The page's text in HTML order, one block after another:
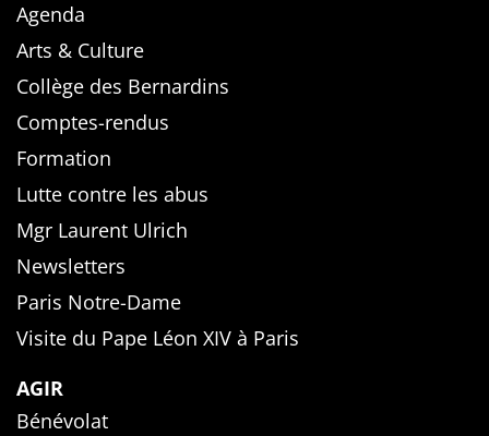
Agenda
Arts & Culture
Collège des Bernardins
Comptes-rendus
Formation
Lutte contre les abus
Mgr Laurent Ulrich
Newsletters
Paris Notre-Dame
Visite du Pape Léon XIV à Paris
AGIR
Bénévolat